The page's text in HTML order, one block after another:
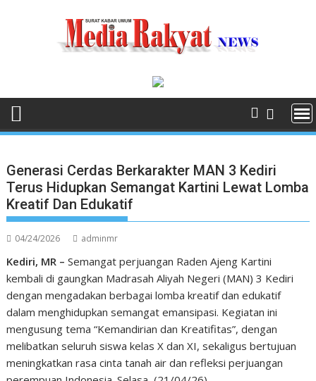
Generasi Cerdas Berkarakter MAN 3 Kediri
Terus Hidupkan Semangat Kartini Lewat Lomba
Kreatif Dan Edukatif
04/24/2026 adminmr
Kediri, MR – Semangat perjuangan Raden Ajeng Kartini
kembali di gaungkan Madrasah Aliyah Negeri (MAN) 3 Kediri
dengan mengadakan berbagai lomba kreatif dan edukatif
dalam menghidupkan semangat emansipasi. Kegiatan ini
mengusung tema “Kemandirian dan Kreatifitas”, dengan
melibatkan seluruh siswa kelas X dan XI, sekaligus bertujuan
meningkatkan rasa cinta tanah air dan refleksi perjuangan